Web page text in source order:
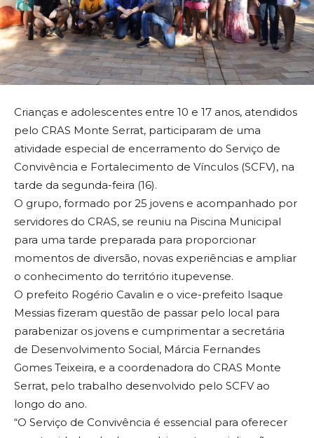
Crianças e adolescentes entre 10 e 17 anos, atendidos
pelo CRAS Monte Serrat, participaram de uma
atividade especial de encerramento do Serviço de
Convivência e Fortalecimento de Vínculos (SCFV), na
tarde da segunda-feira (16).
O grupo, formado por 25 jovens e acompanhado por
servidores do CRAS, se reuniu na Piscina Municipal
para uma tarde preparada para proporcionar
momentos de diversão, novas experiências e ampliar
o conhecimento do território itupevense.
O prefeito Rogério Cavalin e o vice-prefeito Isaque
Messias fizeram questão de passar pelo local para
parabenizar os jovens e cumprimentar a secretária
de Desenvolvimento Social, Márcia Fernandes
Gomes Teixeira, e a coordenadora do CRAS Monte
Serrat, pelo trabalho desenvolvido pelo SCFV ao
longo do ano.
“O Serviço de Convivência é essencial para oferecer